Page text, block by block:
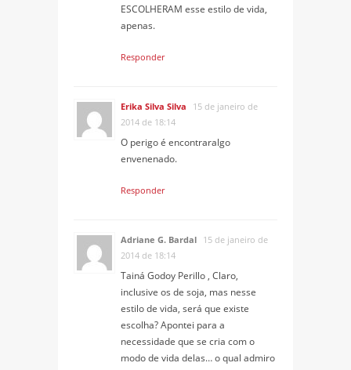
ESCOLHERAM esse estilo de vida,
apenas.
Responder
Erika Silva Silva
15 de janeiro de
2014 de 18:14
O perigo é encontraralgo
envenenado.
Responder
Adriane G. Bardal 15 de janeiro de
2014 de 18:14
Tainá Godoy Perillo , Claro,
inclusive os de soja, mas nesse
estilo de vida, será que existe
escolha? Apontei para a
necessidade que se cria com o
modo de vida delas… o qual admiro